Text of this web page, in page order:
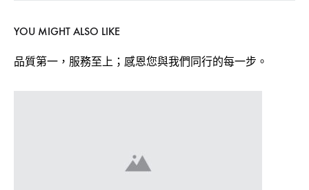
YOU MIGHT ALSO LIKE
品質第一，服務至上；感恩您與我們同行的每一步。